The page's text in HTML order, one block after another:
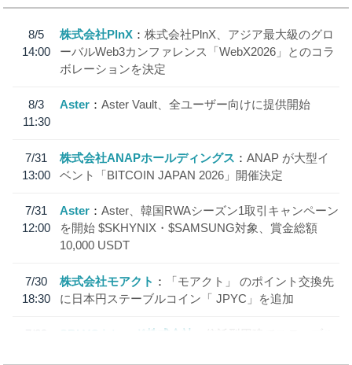
8/5
14:00
株式会社PlnX
株式会社PlnX、アジア最大級のグロ
ーバルWeb3カンファレンス「WebX2026」とのコラ
ボレーションを決定
8/3
11:30
Aster Aster Vault、全ユーザー向けに提供開始
7/31
13:00
株式会社ANAPホールディングス
ANAP が大型イ
ベント「BITCOIN JAPAN 2026」開催決定
7/31
12:00
Aster
Aster、韓国RWAシーズン1取引キャンペーン
を開始 $SKHYNIX・$SAMSUNG対象、賞金総額
10,000 USDT
7/30
18:30
株式会社モアクト
「モアクト」 のポイント交換先
に日本円ステーブルコイン「 JPYC」を追加
7/29
SBI VCトレード株式会社
信託型円建てステーブル